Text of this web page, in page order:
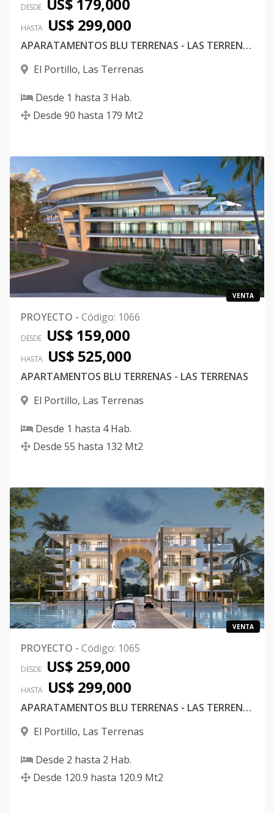
DESDE US$ 179,000
HASTA US$ 299,000
APARATAMENTOS BLU TERRENAS - LAS TERRENAS
El Portillo, Las Terrenas
Desde 1 hasta 3 Hab.
Desde 90 hasta 179 Mt2
VENTA
PROYECTO - Código: 1066
DESDE US$ 159,000
HASTA US$ 525,000
APARTAMENTOS BLU TERRENAS - LAS TERRENAS
El Portillo, Las Terrenas
Desde 1 hasta 4Hab.
Desde 55 hasta 132 Mt2
VENTA
PROYECTO - Código: 1065
DESDE US$ 259,000
HASTA US$ 299,000
APARATAMENTOS BLU TERRENAS - LAS TERRENAS
El Portillo, Las Terrenas
Desde 2 hasta 2 Hab.
Desde 120.9 hasta 120.9 Mt2